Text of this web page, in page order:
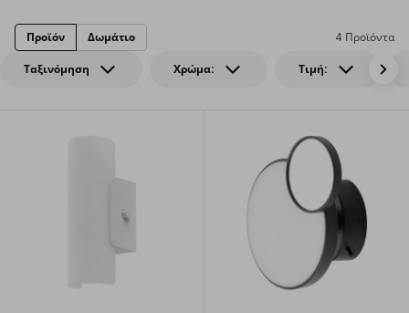
Ταξινόμηση Χρώμα: Τιμή:
4 Προϊόντα
Προϊόν Δωμάτιο